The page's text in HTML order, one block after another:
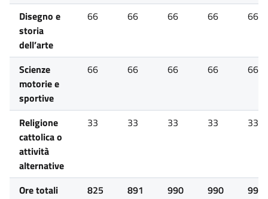
Disegno e
storia
dell’arte
66 66 66 66 66
Scienze
motorie e
sportive
66 66 66 66 66
Religione
cattolica o
attività
alternative
33 33 33 33 33
Ore totali 825 891 990 990 990